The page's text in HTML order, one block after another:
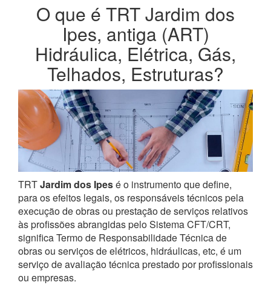
O que é TRT Jardim dos
Ipes, antiga (ART)
Hidráulica, Elétrica, Gás,
Telhados, Estruturas?
TRTJardim dos Ipesé o instrumento que define,
para os efeitos legais, os responsáveis técnicos pela
execução de obras ou prestação de serviços relativos
às profissões abrangidas pelo Sistema CFT/CRT,
significa Termo de Responsabilidade Técnica de
obras ou serviços de elétricos, hidráulicas, etc, é um
serviço de avaliação técnica prestado por profissionais
ou empresas.